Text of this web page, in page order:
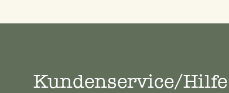
Kundenservice/Hilfe